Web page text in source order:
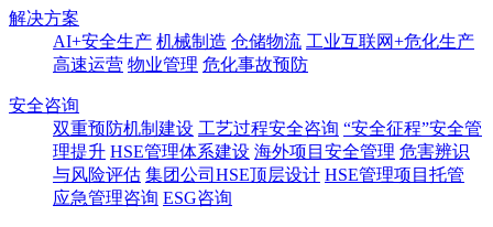
解决方案
AI+安全生产 机械制造 仓储物流 工业互联网+危化生产
高速运营 物业管理 危化事故预防
安全咨询
双重预防机制建设 工艺过程安全咨询 “安全征程”安全管
理提升 HSE管理体系建设 海外项目安全管理 危害辨识
与风险评估 集团公司HSE顶层设计 HSE管理项目托管
应急管理咨询 ESG咨询